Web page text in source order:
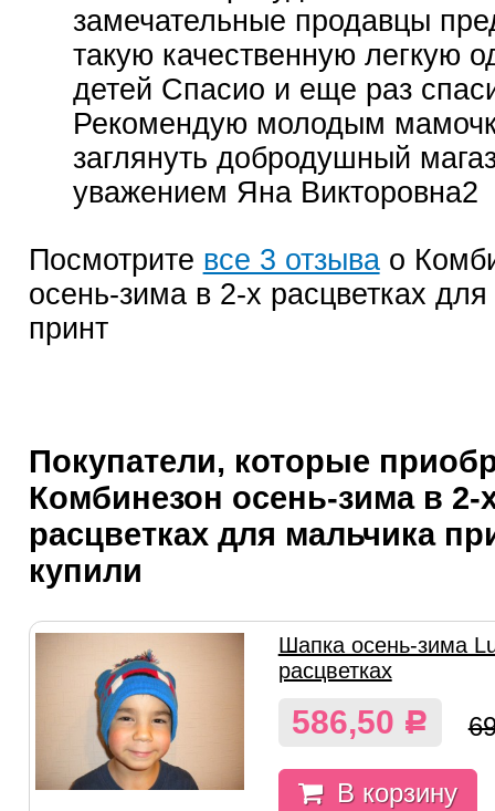
замечательные продавцы
такую качественную легкую
детей Спасио и еще раз
Рекомендую молодым
заглянуть добродушный
уважением Яна Викторовна2
Посмотрите все 3 отзывао
осень-зима в 2-х расцветках
принт
Покупатели, которые
Комбинезон осень-зима в 2-
расцветках для мальчика
купили
Шапка осень-зима
расцветках
586,50 Р
В корзину